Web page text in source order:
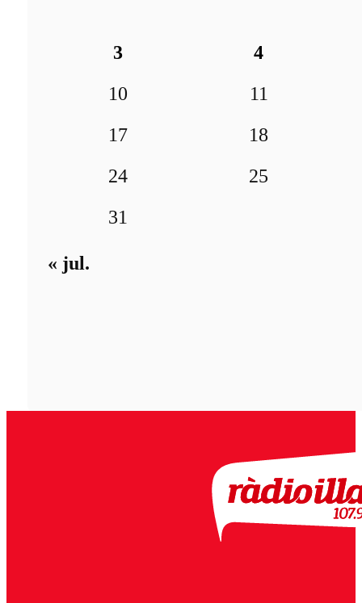
3
4
10
11
17
18
24
25
31
« jul.